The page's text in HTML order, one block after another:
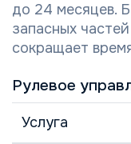
до 24 месяцев.
запасных
сокращает
Рулевое
Услуга